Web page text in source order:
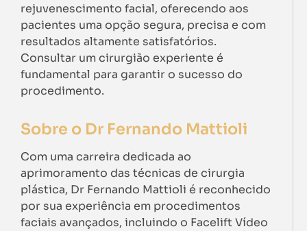
rejuvenescimento facial, oferecendo aos
pacientes uma opção segura, precisa e com
resultados altamente satisfatórios.
Consultar um cirurgião experiente é
fundamental para garantir o sucesso do
procedimento.
Sobre o Dr Fernando Mattioli
Com uma carreira dedicada ao
aprimoramento das técnicas de cirurgia
plástica, Dr Fernando Mattioli é reconhecido
por sua experiência em procedimentos
faciais avançados, incluindo o Facelift Vídeo